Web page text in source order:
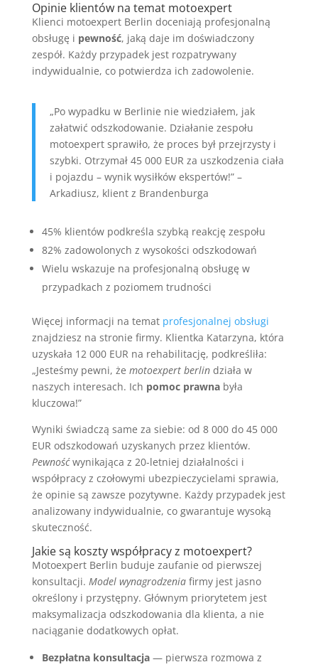
Opinie klientów na temat motoexpert
Klienci motoexpert Berlin doceniają profesjonalną
obsługę i pewność, jaką daje im doświadczony
zespół. Każdy przypadek jest rozpatrywany
indywidualnie, co potwierdza ich zadowolenie.
„Po wypadku w Berlinie nie wiedziałem, jak
załatwić odszkodowanie. Działanie zespołu
motoexpert sprawiło, że proces był przejrzysty i
szybki. Otrzymał 45 000 EUR za uszkodzenia ciała
i pojazdu – wynik wysiłków ekspertów!” –
Arkadiusz, klient z Brandenburga
45% klientów podkreśla szybką reakcję zespołu
82% zadowolonych z wysokości odszkodowań
Wielu wskazuje na profesjonalną obsługę w
przypadkach z poziomem trudności
Więcej informacji na temat profesjonalnej obsługi
znajdziesz na stronie firmy. Klientka Katarzyna, która
uzyskała 12 000 EUR na rehabilitację, podkreśliła:
„Jesteśmy pewni, że motoexpert berlindziała w
naszych interesach. Ich pomoc prawnabyła
kluczowa!”
Wyniki świadczą same za siebie: od 8 000 do 45 000
EUR odszkodowań uzyskanych przez klientów.
Pewnośćwynikająca z 20-letniej działalności i
współpracy z czołowymi ubezpieczycielami sprawia,
że opinie są zawsze pozytywne. Każdy przypadek jest
analizowany indywidualnie, co gwarantuje wysoką
skuteczność.
Jakie są koszty współpracy z motoexpert?
Motoexpert Berlin buduje zaufanie od pierwszej
konsultacji. Model wynagrodzeniafirmy jest jasno
określony i przystępny. Głównym priorytetem jest
maksymalizacja odszkodowania dla klienta, a nie
naciąganie dodatkowych opłat.
Bezpłatna konsultacja— pierwsza rozmowa z